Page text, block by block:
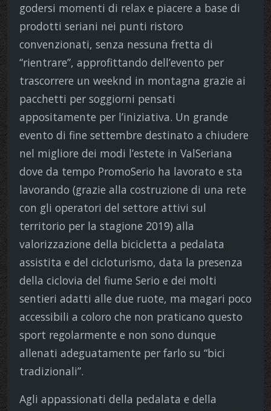
godersi momenti di relax e piacere a base di
prodotti seriani nei punti ristoro
convenzionati, senza nessuna fretta di
“rientrare”, approfittando dell’evento per
trascorrere un weeknd in montagna grazie ai
pacchetti per soggiorni pensati
appositamente per l’iniziativa. Un grande
evento di fine settembre destinato a chiudere
nel migliore dei modi l’estete in ValSeriana
dove da tempo PromoSerio ha lavorato e sta
lavorando (grazie alla costruzione di una rete
con gli operatori del settore attivi sul
territorio per la stagione 2019) alla
valorizzazione della bicicletta a pedalata
assistita e del cicloturismo, data la presenza
della ciclovia del fiume Serio e dei molti
sentieri adatti alle due ruote, ma magari poco
accessibili a coloro che non praticano questo
sport regolarmente e non sono dunque
allenati adeguatamente per farlo su “bici
tradizionali”.
Agli appassionati della pedalata e della